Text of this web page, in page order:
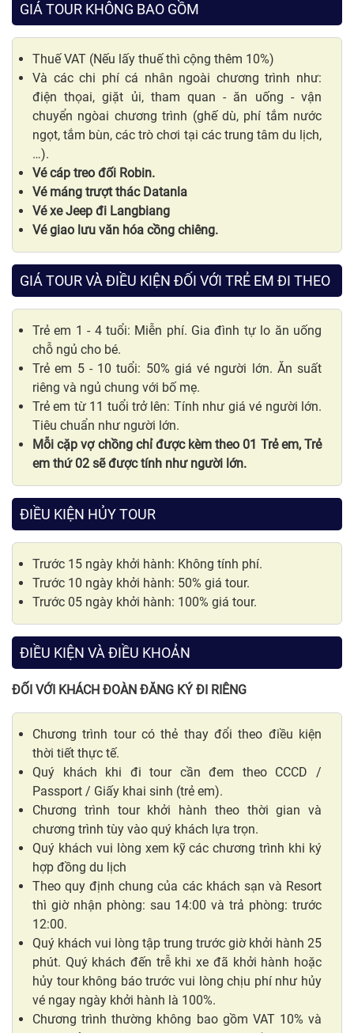
GIÁ TOUR KHÔNG BAO GỒM
Thuế VAT (Nếu lấy thuế thì cộng thêm 10%)
Và các chi phí cá nhân ngoài chương trình như:
điện thọai, giặt ủi, tham quan - ăn uống - vận
chuyển ngòai chương trình (ghế dù, phí tắm nước
ngọt, tắm bùn, các trò chơi tại các trung tâm du lịch,
…).
Vé cáp treo đối Robin.
Vé máng trượt thác Datanla
Vé xe Jeep đi Langbiang
Vé giao lưu văn hóa cồng chiêng.
GIÁ TOUR VÀ ĐIỀU KIỆN ĐỐI VỚI TRẺ EM ĐI THEO
Trẻ em 1 - 4 tuổi: Miễn phí. Gia đình tự lo ăn uống
chỗ ngủ cho bé.
Trẻ em 5 - 10 tuổi: 50% giá vé người lớn. Ăn suất
riêng và ngủ chung với bố mẹ.
Trẻ em từ 11 tuổi trở lên: Tính như giá vé người lớn.
Tiêu chuẩn như người lớn.
Mỗi cặp vợ chồng chỉ được kèm theo 01 Trẻ em, Trẻ
em thứ 02 sẽ được tính như người lớn.
ĐIỀU KIỆN HỦY TOUR
Trước 15 ngày khởi hành: Không tính phí.
Trước 10 ngày khởi hành: 50% giá tour.
Trước 05 ngày khởi hành: 100% giá tour.
ĐIỀU KIỆN VÀ ĐIỀU KHOẢN
ĐỐI VỚI KHÁCH ĐOÀN ĐĂNG KÝ ĐI RIÊNG
Chương trình tour có thẻ thay đổi theo điều kiện
thời tiết thực tế.
Quý khách khi đi tour cần đem theo CCCD /
Passport / Giấy khai sinh (trẻ em).
Chương trình tour khởi hành theo thời gian và
chương trình tùy vào quý khách lựa trọn.
Quý khách vui lòng xem kỹ các chương trình khi ký
hợp đồng du lịch
Theo quy định chung của các khách sạn và Resort
thì giờ nhận phòng: sau 14:00 và trả phòng: trước
12:00.
Quý khách vui lòng tập trung trước giờ khởi hành 25
phút. Quý khách đến trễ khi xe đã khởi hành hoặc
hủy tour không báo trước vui lòng chịu phí như hủy
vé ngay ngày khởi hành là 100%.
Chương trình thường không bao gồm VAT 10% và